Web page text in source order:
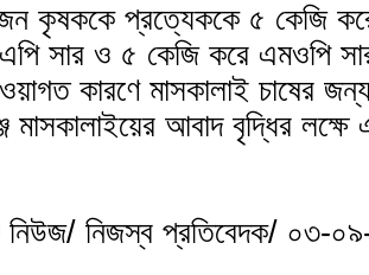
কৃষককে প্রত্যেককে ৫ কেজি
সার ও ৫ কেজি করে এমওপি
কারণে মাসকালাই চাষের
মাসকালাইয়ের আবাদ বৃদ্ধির
নিউজ/ নিজস্ব প্রতিবেদক/ ০৩-